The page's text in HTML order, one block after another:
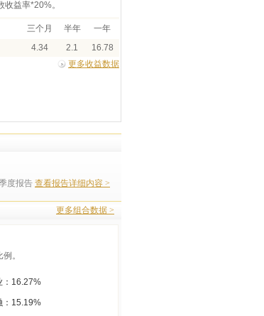
收益率*20%。
三个月 半年 一年
4.34 2.1
16.78
更多收益数据
度报告 查看报告详细内容 >
更多组合数据 >
。